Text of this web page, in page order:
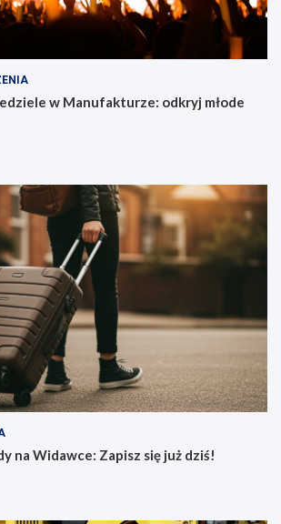
w Manufakturze: odkryj młode
na Widawce: Zapisz się już dziś!